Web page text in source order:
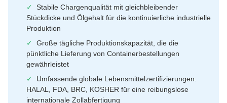
✓
Stabile Chargenqualität mit gleichbleibender
Stückdicke und Ölgehalt für die kontinuierliche industrielle
Produktion
✓
Große tägliche Produktionskapazität, die die
pünktliche Lieferung von Containerbestellungen
gewährleistet
✓
Umfassende globale Lebensmittelzertifizierungen:
HALAL, FDA, BRC, KOSHER für eine reibungslose
internationale Zollabfertigung